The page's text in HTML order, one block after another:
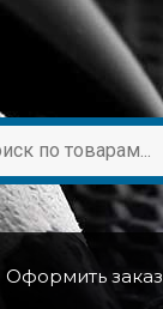
Оформить заказ